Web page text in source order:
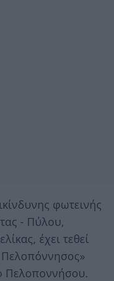
φωτεινής
- Πύλου,
έχει τεθεί
Πελοποννήσου.